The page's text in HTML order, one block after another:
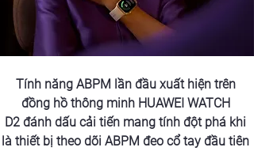
Tính năng ABPM lần đầu xuất hiện trên
đồng hồ thông minh HUAWEI WATCH
D2 đánh dấu cải tiến mang tính đột phá khi
là thiết bị theo dõi ABPM đeo cổ tay đầu tiên